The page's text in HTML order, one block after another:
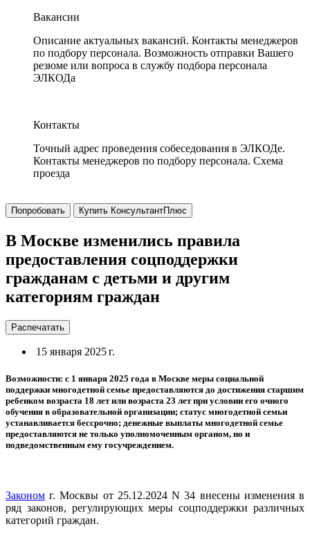
Вакансии
Описание актуальных вакансий. Контакты менеджеров
по подбору персонала. Возможность отправки Вашего
резюме или вопроса в службу подбора персонала
ЭЛКОДа
Контакты
Точный адрес проведения собеседования в ЭЛКОДе.
Контакты менеджеров по подбору персонала. Схема
проезда
Попробовать Купить КонсультантПлюс
В Москве изменились правила
предоставления соцподдержки
гражданам с детьми и другим
категориям граждан
Распечатать
15 января 2025 г.
Возможности: с 1 января 2025 года в Москве меры социальной
поддержки многодетной семье предоставляются до достижения старшим
ребенком возраста 18 лет или возраста 23 лет при условии его очного
обучения в образовательной организации; статус многодетной семьи
устанавливается бессрочно; денежные выплаты многодетной семье
предоставляются не только уполномоченным органом, но и
подведомственным ему госучреждением.
Законом г. Москвы от 25.12.2024 N 34 внесены изменения в
ряд законов, регулирующих меры соцподдержки различных
категорий граждан.